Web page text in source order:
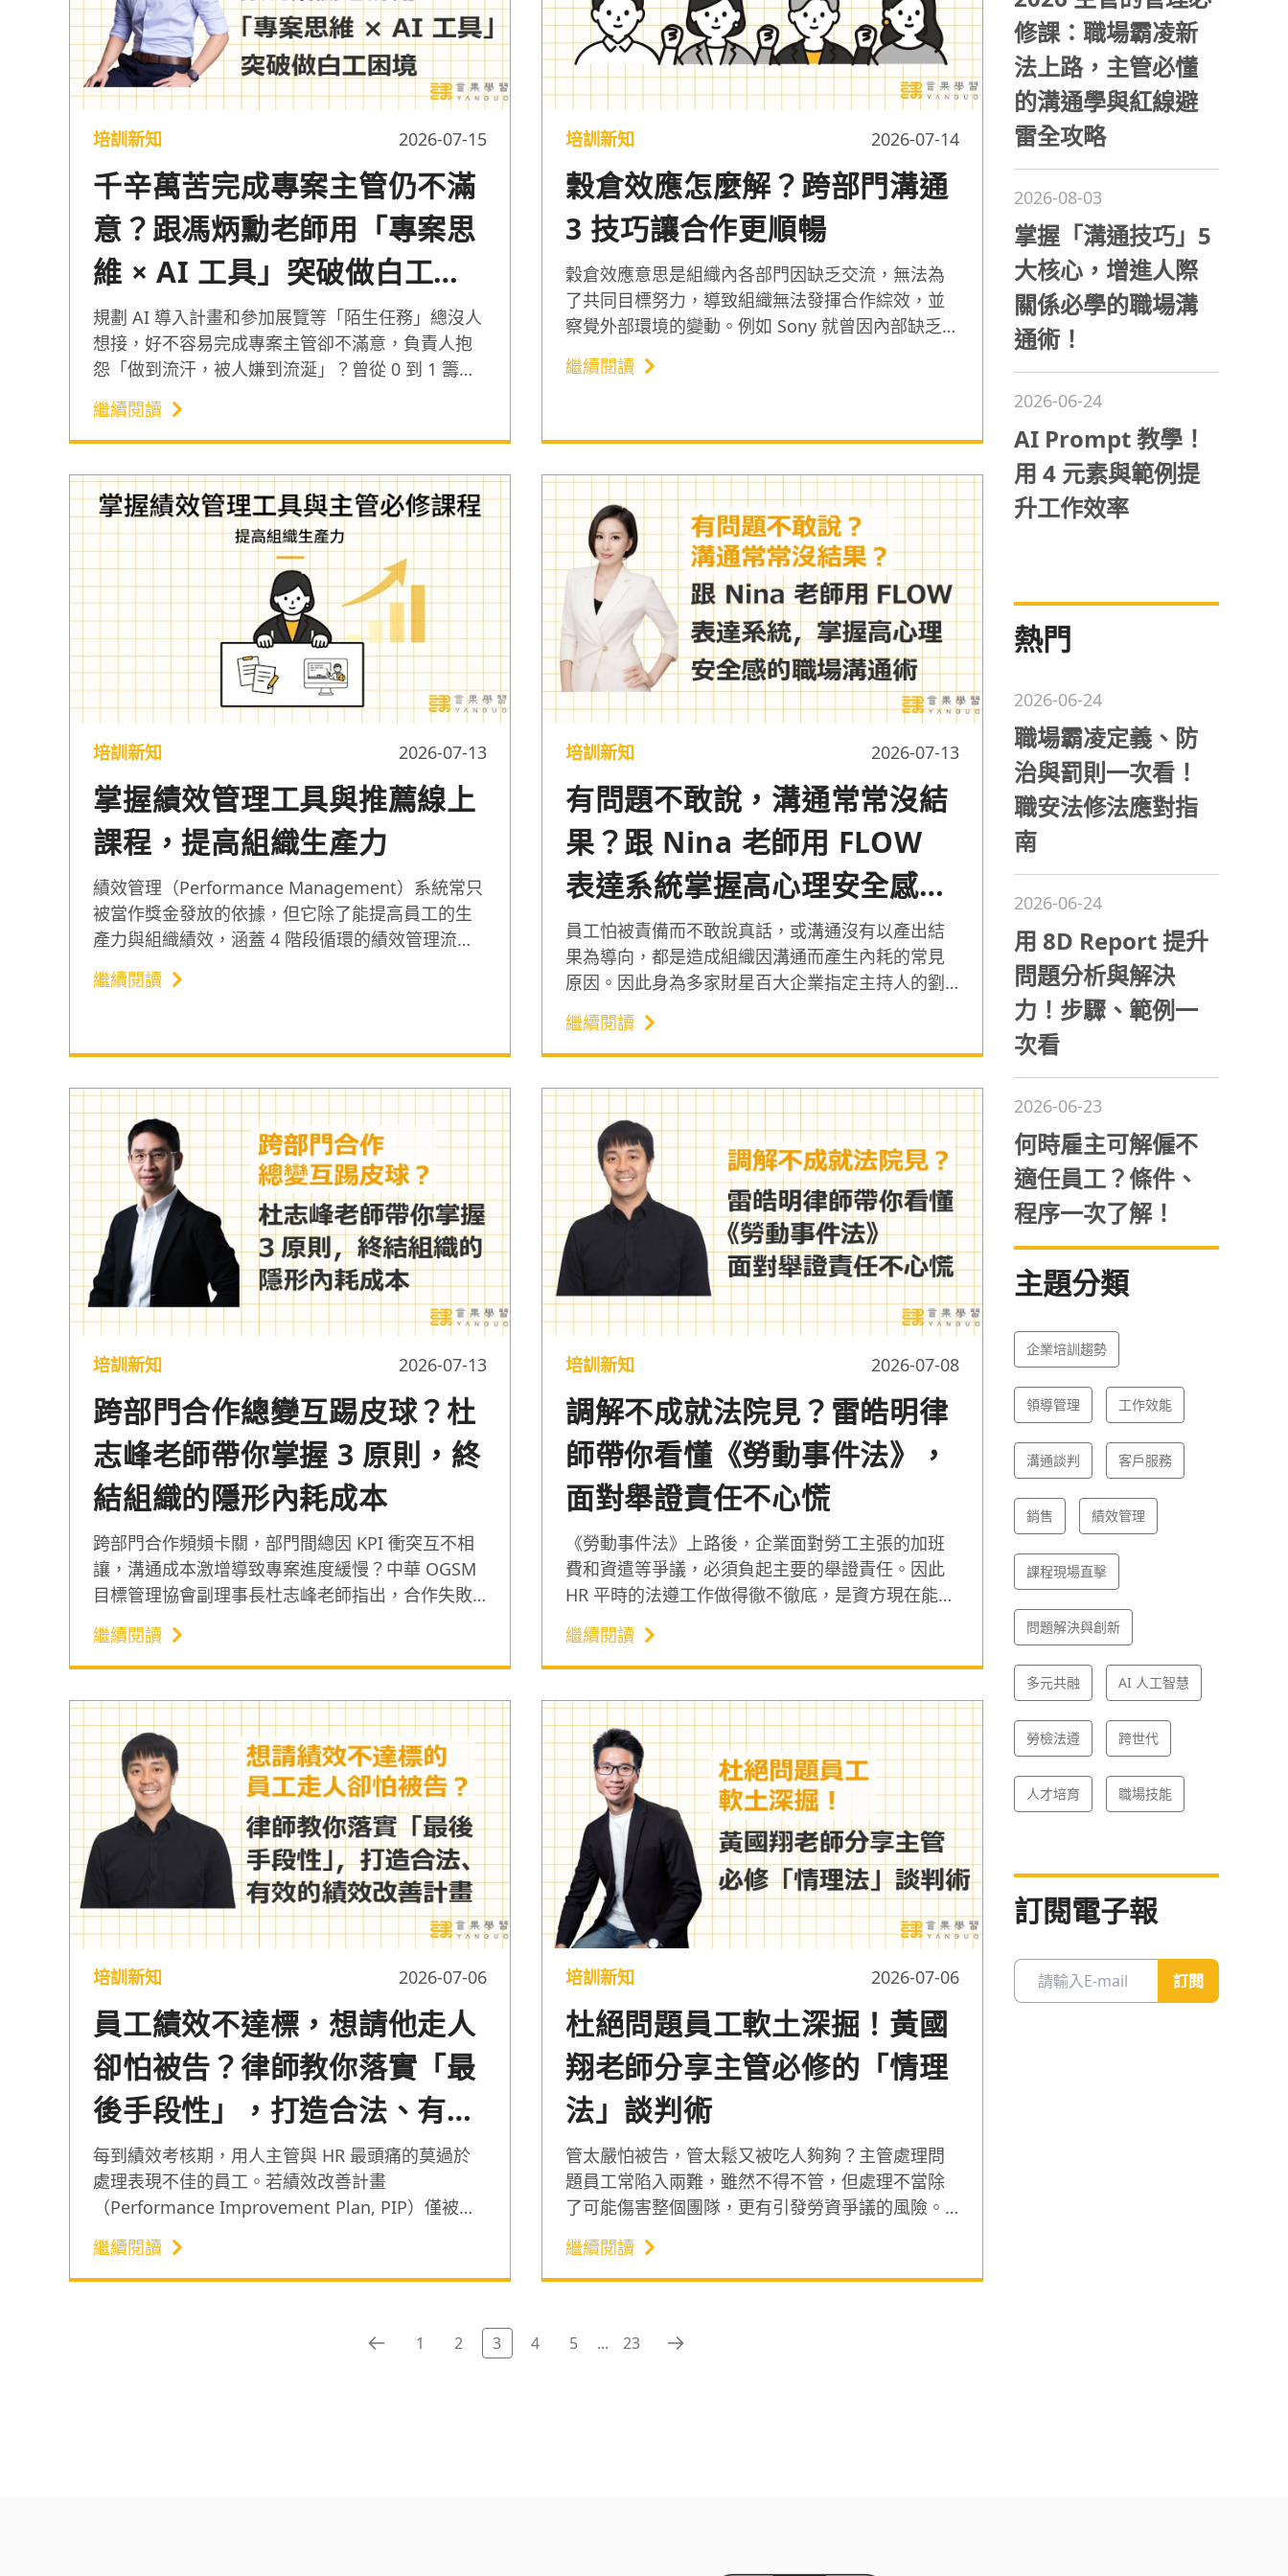
培訓新知 2026-07-15
千辛萬苦完成專案主管仍不滿
意？跟馮炳勳老師用「專案思
維 × AI 工具」突破做白工困
境
規劃 AI 導入計畫和參加展覽等「陌生任務」總沒人
想接，好不容易完成專案主管卻不滿意，負責人抱
怨「做到流汗，被人嫌到流涎」？曾從 0 到 1 籌設
專案管理辦公室的馮炳勳（Rex）老師，分享如何將
「量化目標的設定」與「工作分解結構（WBS）」
等專案思維結合 AI 工具，更快速精準地訂好專案架
構。避免每次處理陌生任務都在四處救火，努力付
出卻發現很多時候都在做白工。
繼續閱讀
培訓新知 2026-07-14
穀倉效應怎麼解？跨部門溝通
3 技巧讓合作更順暢
穀倉效應意思是組織內各部門因缺乏交流，無法為
了共同目標努力，導致組織無法發揮合作綜效，並
察覺外部環境的變動。例如 Sony 就曾因內部缺乏
跨部門溝通協調與合作，不同部門開發出雷同的產
品，因而面臨巨額虧損¹。因此以下分享 Meta 突破
繼續閱讀
培訓新知 2026-07-13
掌握績效管理工具與推薦線上
課程，提高組織生產力
績效管理（Performance Management）系統常只
被當作獎金發放的依據，但它除了能提高員工的生
產力與組織績效，涵蓋 4 階段循環的績效管理流程
最值得花費公司資源¹。一起掌握它的流程、工具和
繼續閱讀
培訓新知 2026-07-13
有問題不敢說，溝通常常沒結
果？跟 Nina 老師用 FLOW
表達系統掌握高心理安全感的
職場溝通術
員工怕被責備而不敢說真話，或溝通沒有以產出結
果為導向，都是造成組織因溝通而產生內耗的常見
原因。因此身為多家財星百大企業指定主持人的劉
享以心理安全感與有效職場溝通原則為基礎的
「FLOW 表達系統」。解析溝通無效的深層原因，
讓表達技巧真正發揮突破職場溝通困境的功效。
繼續閱讀
培訓新知 2026-07-13
跨部門合作總變互踢皮球？杜
志峰老師帶你掌握 3 原則，終
結組織的隱形內耗成本
跨部門合作頻頻卡關，部門間總因 KPI 衝突互不相
讓，溝通成本激增導致專案進度緩慢？中華 OGSM
目標管理協會副理事長杜志峰老師指出，合作失敗
的核心在於未釐清隱形的權力結構，與目標背後的
深層需求。因此他分享跨部門合作的 3 原則，透過
系統化的工具讓組織從被動受制改為主動佈局，突
破合作溝通卡關的困境。
繼續閱讀
培訓新知 2026-07-08
調解不成就法院見？雷皓明律
師帶你看懂《勞動事件法》，
面對舉證責任不心慌
《勞動事件法》上路後，企業面對勞工主張的加班
費和資遣等爭議，必須負起主要的舉證責任。因此
HR 平時的法遵工作做得徹不徹底，是資方現在能否
在勞資爭議中全身而退的關鍵。對此，服務超過
3,000 名客戶的喆律法律事務所主持律師雷皓明，解
析勞資爭議中權利事項與調整事項的差異，並分享
企業面對舉證責任，可採取的預防性管理策略。讓
資方在勞資爭議的法律攻防中，能拿出站得住腳的
有效證據。
繼續閱讀
培訓新知 2026-07-06
員工績效不達標，想請他走人
卻怕被告？律師教你落實「最
後手段性」，打造合法、有效
的 PIP 績效改善計畫
每到績效考核期，用人主管與 HR 最頭痛的莫過於
處理表現不佳的員工。若績效改善計畫
（Performance Improvement Plan, PIP）僅被視
為資遣前的表面功夫，一旦勞資對簿公堂，企業極
易因資遣不符合「最後手段性」而面臨敗訴。因
此，服務超過 3,000 名客戶的喆律法律事務所主持
和員工拒簽 PIP 的處理方法。協助用人主管和 HR
繼續閱讀
培訓新知 2026-07-06
杜絕問題員工軟土深掘！黃國
翔老師分享主管必修的「情理
法」談判術
管太嚴怕被告，管太鬆又被吃人夠夠？主管處理問
題員工常陷入兩難，雖然不得不管，但處理不當除
了可能傷害整個團隊，更有引發勞資爭議的風險。
因此，在金融與電子業從事教育訓練工作 18 年的黃
國翔老師，分享員工議題處理必懂的「情理法」談
判術，和出勤及工作管理的實戰話術。讓看似針鋒
錄。
繼續閱讀
1 2 3 4 5 ... 23
修課：職場霸凌新
法上路，主管必懂
的溝通學與紅線避
雷全攻略
2026-08-03
掌握「溝通技巧」5
大核心，增進人際
關係必學的職場溝
通術！
2026-06-24
AI Prompt 教學！
用 4 元素與範例提
升工作效率
熱門
2026-06-24
職場霸凌定義、防
治與罰則一次看！
職安法修法應對指
南
2026-06-24
用 8D Report 提升
問題分析與解決
力！步驟、範例一
次看
2026-06-23
何時雇主可解僱不
適任員工？條件、
程序一次了解！
主題分類
企業培訓趨勢
領導管理 工作效能
溝通談判 客戶服務
銷售 績效管理
課程現場直擊
問題解決與創新
多元共融 AI 人工智慧
勞檢法遵 跨世代
人才培育 職場技能
訂閱電子報
訂閱